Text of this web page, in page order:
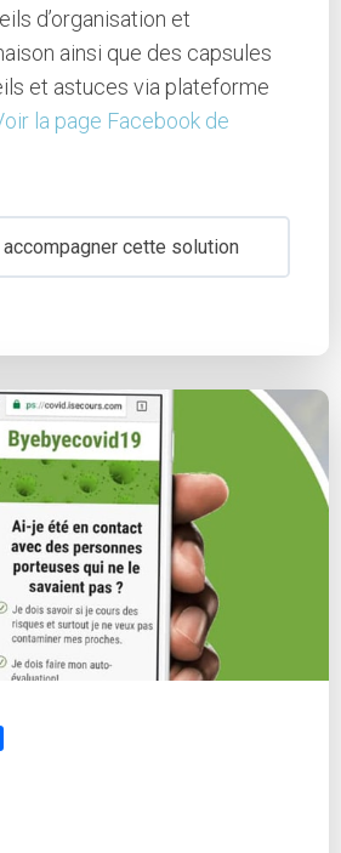
d’organisation et
ainsi que des capsules
et astuces via plateforme
la page Facebook de
cette solution